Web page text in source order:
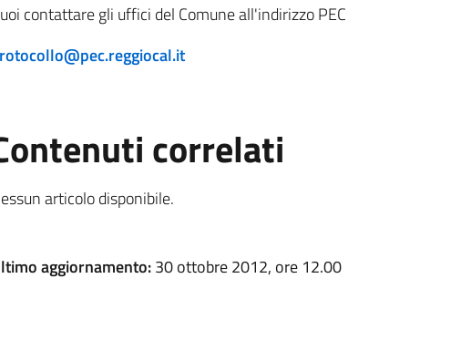
contattare gli uffici del Comune all'indirizzo PEC
correlati
articolo disponibile.
aggiornamento:30 ottobre 2012, ore 12.00